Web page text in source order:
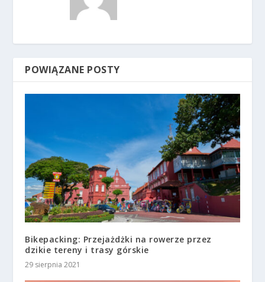
POWIĄZANE POSTY
Bikepacking: Przejażdżki na rowerze przez
dzikie tereny i trasy górskie
29 sierpnia 2021